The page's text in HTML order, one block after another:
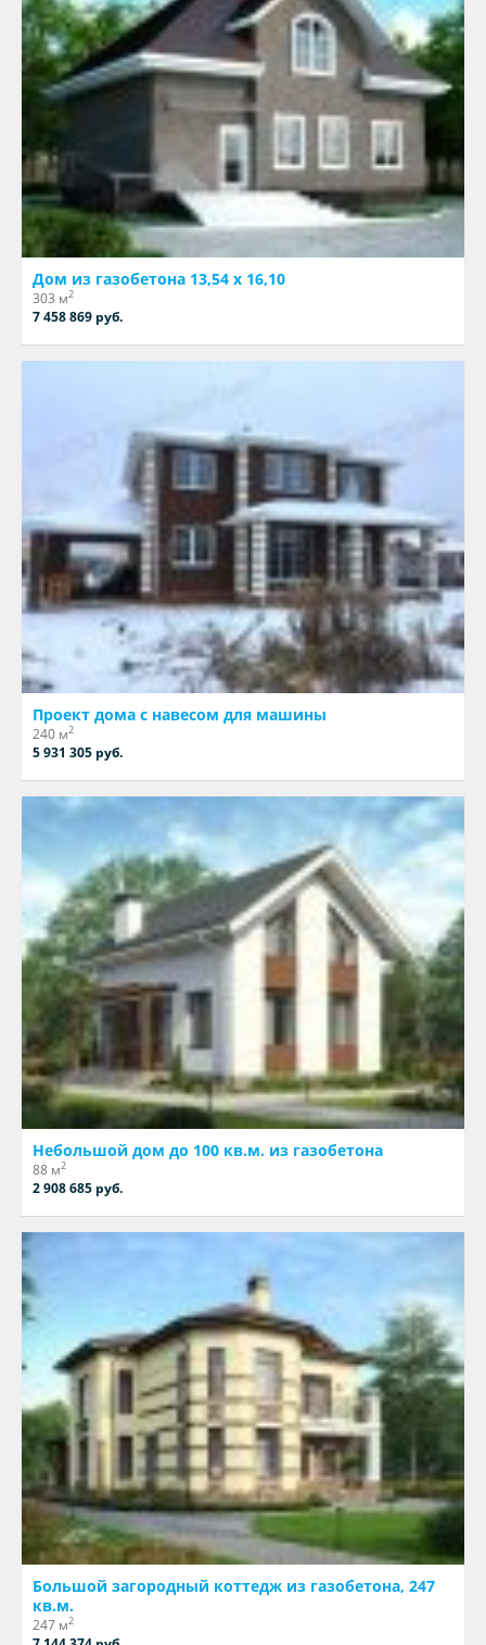
Дом из газобетона 13,54 х 16,10
303 м2
7 458 869 руб.
Проект дома с навесом для машины
240 м2
5 931 305 руб.
Небольшой дом до 100 кв.м. из газобетона
88 м2
2 908 685 руб.
Большой загородный коттедж из газобетона, 247
кв.м.
247 м2